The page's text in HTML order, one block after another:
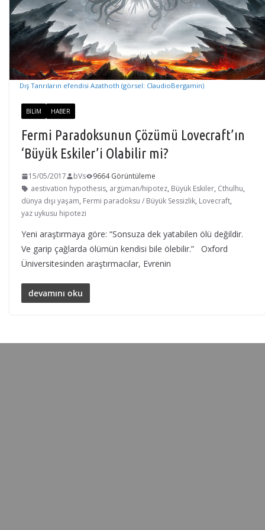
Dış Tanrıların efendisi Azathoth (görsel: ClaudioBergamin)
BILIM HABER
Fermi Paradoksunun Çözümü Lovecraft’ın
‘Büyük Eskiler’i Olabilir mi?
15/05/2017 bVs
9664 Görüntüleme
aestivation hypothesis, argüman/hipotez, Büyük Eskiler, Cthulhu,
dünya dışı yaşam, Fermi paradoksu / Büyük Sessizlik, Lovecraft,
yaz uykusu hipotezi
Yeni araştırmaya göre: “Sonsuza dek yatabilen ölü değildir.
Ve garip çağlarda ölümün kendisi bile ölebilir.” Oxford
Üniversitesinden araştırmacılar, Evrenin
devamını oku